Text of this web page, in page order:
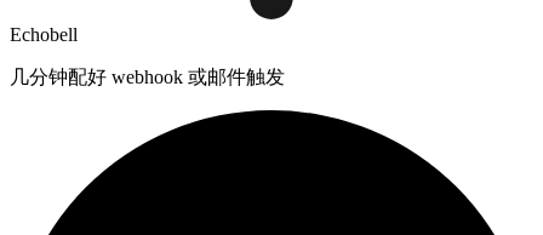
Echobell
几分钟配好 webhook 或邮件触发